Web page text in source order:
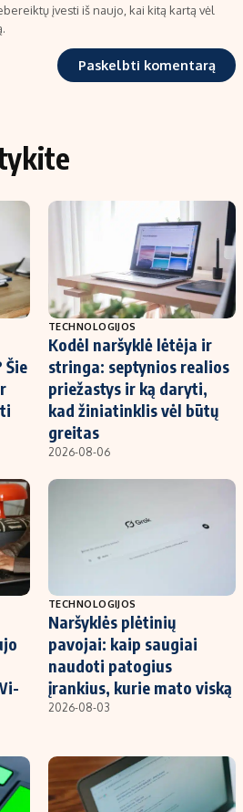
įvesti iš naujo, kai kitą kartą vėl
Šie
TECHNOLOGIJOS
Kodėl naršyklė lėtėja ir
stringa: septynios realios
priežastys ir ką daryti,
kad žiniatinklis vėl būtų
greitas
2026-08-06
TECHNOLOGIJOS
Naršyklės plėtinių
pavojai: kaip saugiai
naudoti patogius
įrankius, kurie mato viską
2026-08-03